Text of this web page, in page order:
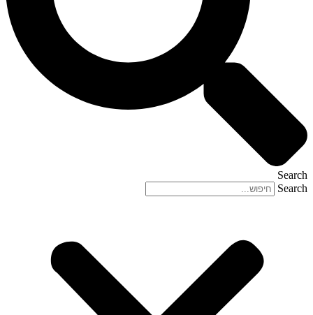
Search
Search